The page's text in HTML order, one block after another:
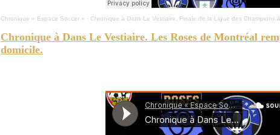
Chronique « Espace Soccer » · Chronique à Dans Le Vestiaire. Finale de la Ligue des Champions
Chronique à Dans Le Vestiaire. Les Roses de Montréal
domicile.